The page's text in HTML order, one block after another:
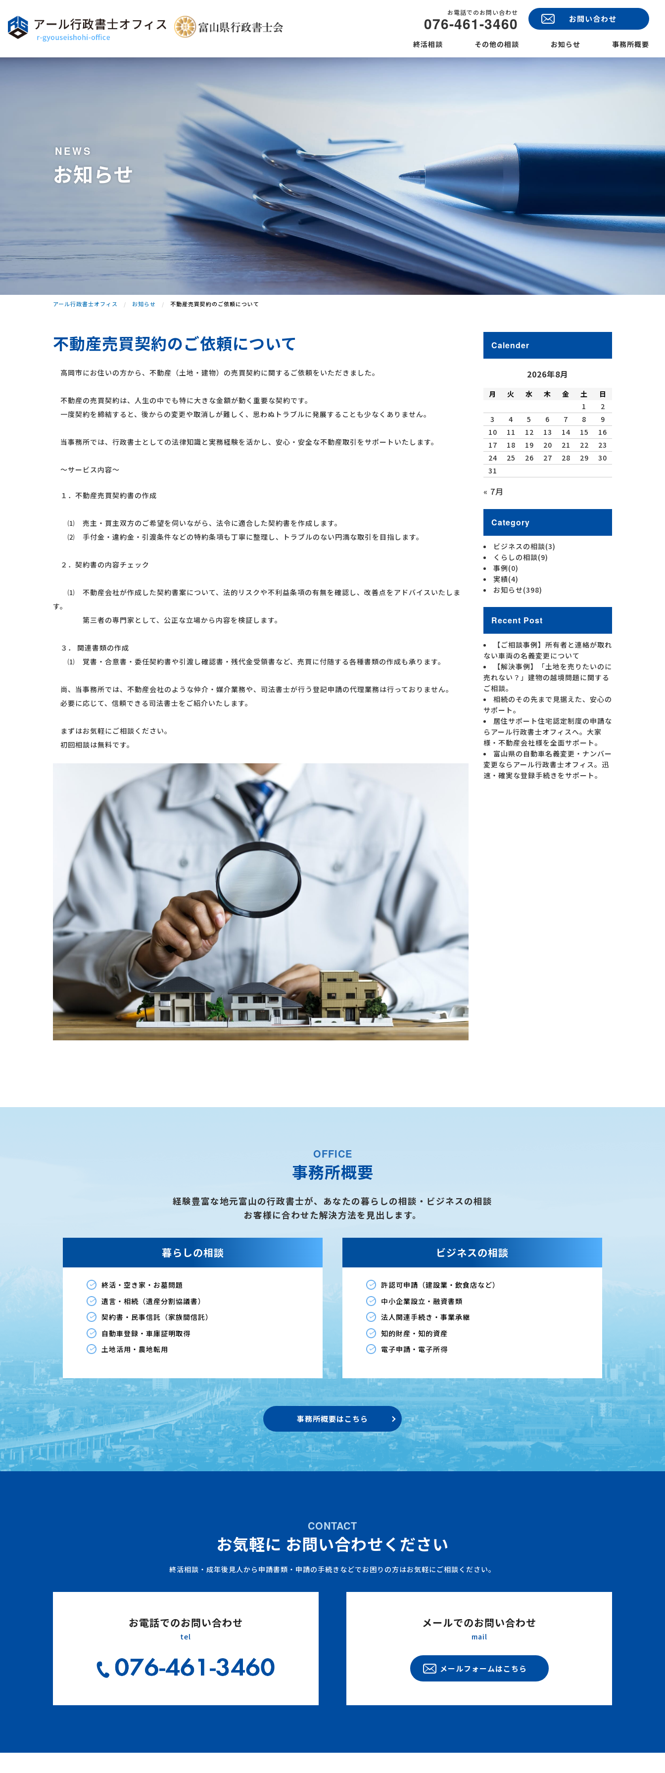
お電話でのお問い合わせ
076-461-3460 お問い合わせ
終活相談 その他の相談 お知らせ 事務所概要
NEWS
お知らせ
アール行政書士オフィス お知らせ 不動産売買契約のご依頼について
不動産売買契約のご依頼について
高岡市にお住いの方から、不動産（土地・建物）の売買契約に関するご依頼をいただきました。
不動産の売買契約は、人生の中でも特に大きな金額が動く重要な契約です。
一度契約を締結すると、後からの変更や取消しが難しく、思わぬトラブルに発展することも少なくありません。
当事務所では、行政書士としての法律知識と実務経験を活かし、安心・安全な不動産取引をサポートいたします。
～サービス内容～
１．不動産売買契約書の作成
⑴ 売主・買主双方のご希望を伺いながら、法令に適合した契約書を作成します。
⑵ 手付金・違約金・引渡条件などの特約条項も丁寧に整理し、トラブルのない円満な取引を目指します。
２．契約書の内容チェック
⑴ 不動産会社が作成した契約書案について、法的リスクや不利益条項の有無を確認し、改善点をアドバイスいたしま
す。
第三者の専門家として、公正な立場から内容を検証します。
３． 関連書類の作成
⑴ 覚書・合意書・委任契約書や引渡し確認書・残代金受領書など、売買に付随する各種書類の作成も承ります。
尚、当事務所では、不動産会社のような仲介・媒介業務や、司法書士が行う登記申請の代理業務は行っておりません。
必要に応じて、信頼できる司法書士をご紹介いたします。
まずはお気軽にご相談ください。
初回相談は無料です。
Calender
2026年8月
月 火 水 木 金 土
日
1
2
3
4 5 6 7 8
9
10
11 12 13 14 15
16
17
18 19 20 21 22
23
24
25 26 27 28 29
30
31
« 7月
Category
ビジネスの相談(3)
くらしの相談(9)
事例(0)
実績(4)
お知らせ(398)
Recent Post
【ご相談事例】所有者と連絡が取れ
ない車両の名義変更について
【解決事例】「土地を売りたいのに
売れない？」建物の越境問題に関する
ご相談。
相続のその先まで見据えた、安心の
サポート。
居住サポート住宅認定制度の申請な
らアール行政書士オフィスへ。大家
様・不動産会社様を全面サポート。
富山県の自動車名義変更・ナンバー
変更ならアール行政書士オフィス。迅
速・確実な登録手続きをサポート。
OFFICE
事務所概要
経験豊富な地元富山の行政書士が、あなたの暮らしの相談・ビジネスの相談
お客様に合わせた解決方法を見出します。
暮らしの相談
終活・空き家・お墓問題
遺言・相続（遺産分割協議書）
契約書・民事信託（家族間信託）
自動車登録・車庫証明取得
土地活用・農地転用
ビジネスの相談
許認可申請（建設業・飲食店など）
中小企業設立・融資書類
法人関連手続き・事業承継
知的財産・知的資産
電子申請・電子所得
事務所概要はこちら
CONTACT
お気軽に お問い合わせください
終活相談・成年後見人から申請書類・申請の手続きなどでお困りの方はお気軽にご相談ください。
お電話でのお問い合わせ
tel
メールでのお問い合わせ
mail
メールフォームはこちら